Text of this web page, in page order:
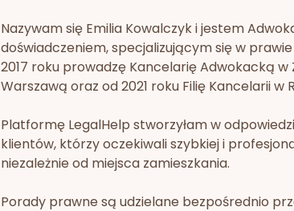
Nazywam się Emilia Kowalczyk i jestem
doświadczeniem, specjalizującym się w
2017 roku prowadzę Kancelarię Adwokacką
Warszawą oraz od 2021 roku Filię Kancelarii w
Platformę LegalHelp stworzyłam w
klientów, którzy oczekiwali szybkiej i
niezależnie od miejsca zamieszkania.
Porady prawne są udzielane bezpośrednio